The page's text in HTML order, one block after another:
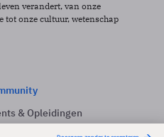
verandert, van onze
tot onze cultuur, wetenschap
& Opleidingen